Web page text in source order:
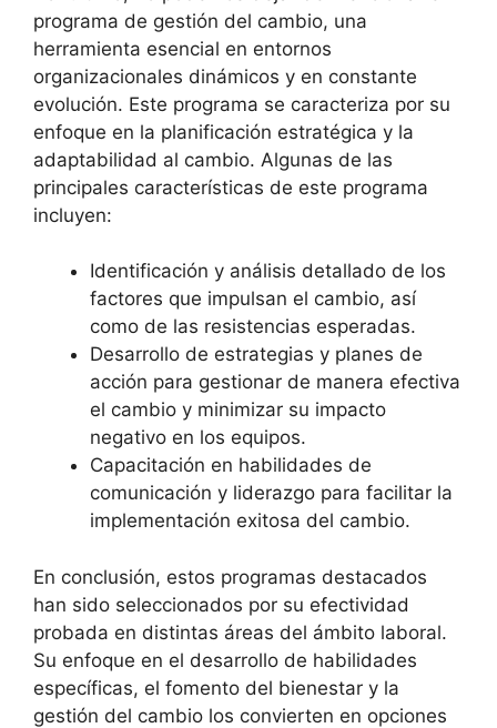
‌programa de gestión⁤ del‍ cambio, una
herramienta esencial ⁤en⁢ entornos
‍organizacionales dinámicos y en constante
evolución. Este programa se caracteriza por su
enfoque en la planificación estratégica ‍y ​la
adaptabilidad ​al cambio. Algunas de las
principales características de este programa​
incluyen:
Identificación y análisis detallado de los
factores que impulsan el cambio,‍ así⁣
como de las resistencias ⁤esperadas.
Desarrollo de estrategias y planes de
acción para gestionar de⁤ manera efectiva​
el cambio y minimizar su impacto‌
negativo en los‌ equipos.
Capacitación en habilidades de⁤
comunicación y liderazgo para facilitar⁣ la
implementación exitosa del cambio.
En ‌conclusión, estos programas destacados⁣
han⁣ sido ⁣seleccionados por ‍su efectividad ​
probada en distintas áreas del ámbito laboral.
Su enfoque en el desarrollo de habilidades
específicas, el⁤ fomento del bienestar y la
gestión del cambio los convierten en opciones